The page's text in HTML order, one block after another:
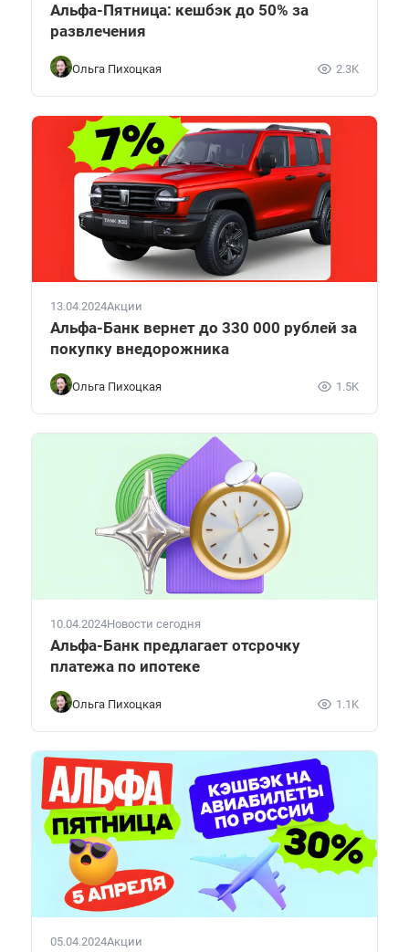
Альфа-Пятница: кешбэк до 50% за
развлечения
Ольга Пихоцкая 2.3K
13.04.2024Акции
Альфа-Банк вернет до 330 000 рублей за
покупку внедорожника
Ольга Пихоцкая 1.5K
10.04.2024Новости сегодня
Альфа-Банк предлагает отсрочку
платежа по ипотеке
Ольга Пихоцкая 1.1K
05.04.2024Акции